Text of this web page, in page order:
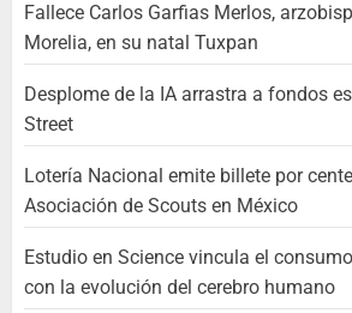
Fallece Carlos Garfias Merlos,
Morelia, en su natal Tuxpan
Desplome de la IA arrastra a fondos
Street
Lotería Nacional emite billete por
Asociación de Scouts en México
Estudio en Science vincula el
con la evolución del cerebro humano